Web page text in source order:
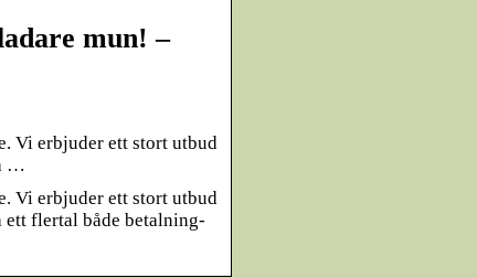
mun! –
Vi erbjuder ett stort utbud
…
Vi erbjuder ett stort utbud
ett flertal både betalning-